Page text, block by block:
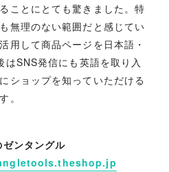
ことにとても驚きました。特
無理のない範囲だと感じてい
用して商品ページを日本語・
SNS発信にも英語を取り入
ショップを知っていただける
。
ンタングル